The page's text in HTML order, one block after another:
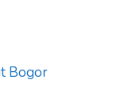
Bogor